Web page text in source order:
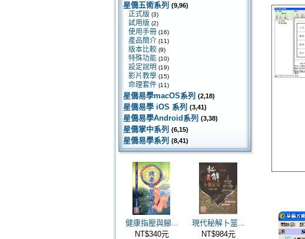
星僑五術系列 (9,96)
正式版 (3)
試用版 (2)
使用手冊 (16)
產品簡介 (11)
版本比較 (9)
特殊功能 (10)
設定說明 (19)
影片教學 (15)
命理套件 (11)
星僑易學macOS系列 (2,18)
星僑易學 iOS 系列 (3,41)
星僑易學Android系列 (3,38)
星僑掌中系列 (6,15)
星僑易學系列 (8,41)
健康指壓與腳...
NT$340元
現代秘解卜筮...
NT$984元